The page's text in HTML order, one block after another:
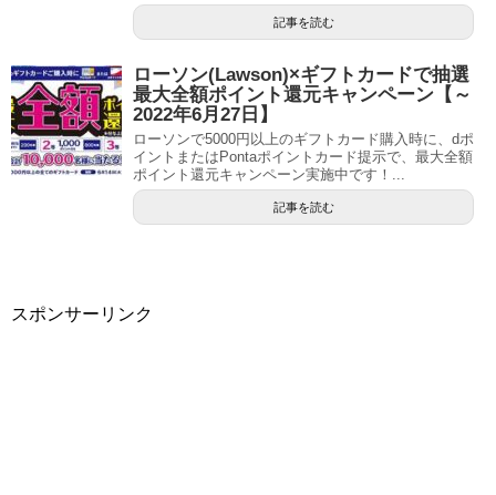
記事を読む
ローソン(Lawson)×ギフトカードで抽選
最大全額ポイント還元キャンペーン【～
2022年6月27日】
ローソンで5000円以上のギフトカード購入時に、dポ
イントまたはPontaポイントカード提示で、最大全額
ポイント還元キャンペーン実施中です！...
記事を読む
スポンサーリンク